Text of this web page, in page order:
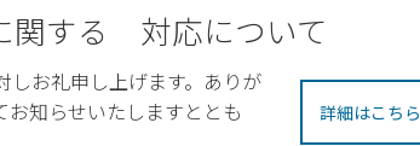
関する 対応について
しお礼申し上げます。ありが
お知らせいたしますととも
詳細はこちら